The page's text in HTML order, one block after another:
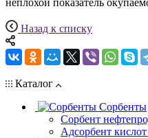
Назад к списку
Каталог
Сорбенты
Сорбент
Адсорбент